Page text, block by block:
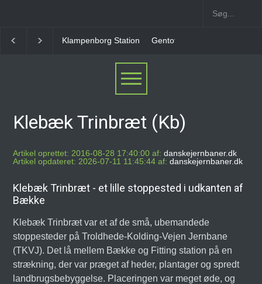
Klampenborg Station Gentofte Station
Klebæk Trinbræt (Kb)
Artikel oprettet: 2016-08-28 17:40:00 af: danskejernbaner.dk
Artikel opdateret: 2026-07-11 11:45:44 af: danskejernbaner.dk
Klebæk Trinbræt - et lille stoppested i udkanten af
Bække
Klebæk Trinbræt var et af de små, ubemandede
stoppesteder på Troldhede-Kolding-Vejen Jernbane
(TKVJ). Det lå mellem Bække og Fitting station på en
strækning, der var præget af heder, plantager og spredt
landbrugsbebyggelse. Placeringen var meget øde, og